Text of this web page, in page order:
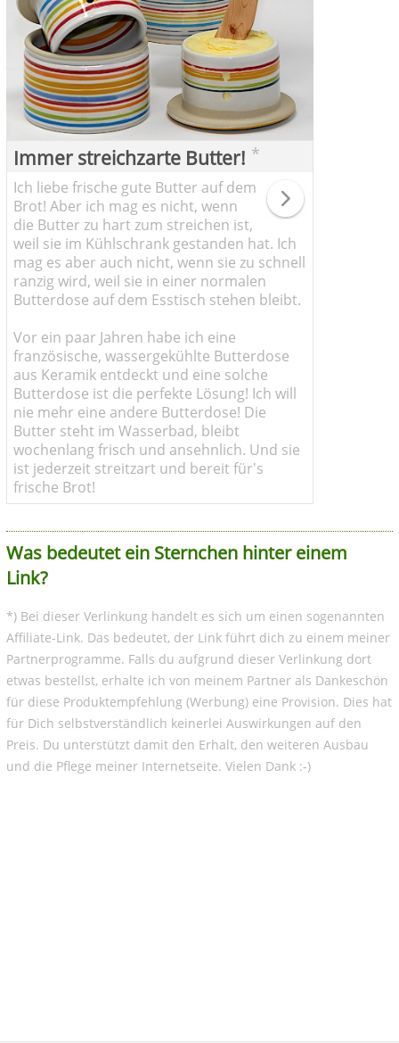
Immer streichzarte Butter! *
Ich liebe frische gute Butter auf dem
Brot! Aber ich mag es nicht, wenn
die Butter zu hart zum streichen ist,
weil sie im Kühlschrank gestanden hat. Ich
mag es aber auch nicht, wenn sie zu schnell
ranzig wird, weil sie in einer normalen
Butterdose auf dem Esstisch stehen bleibt.
Vor ein paar Jahren habe ich eine
französische, wassergekühlte Butterdose
aus Keramik entdeckt und eine solche
Butterdose ist die perfekte Lösung! Ich will
nie mehr eine andere Butterdose! Die
Butter steht im Wasserbad, bleibt
wochenlang frisch und ansehnlich. Und sie
ist jederzeit streitzart und bereit für's
frische Brot!
Was bedeutet ein Sternchen hinter einem
Link?
*) Bei dieser Verlinkung handelt es sich um einen sogenannten
Affiliate-Link. Das bedeutet, der Link führt dich zu einem meiner
Partnerprogramme. Falls du aufgrund dieser Verlinkung dort
etwas bestellst, erhalte ich von meinem Partner als Dankeschön
für diese Produktempfehlung (Werbung) eine Provision. Dies hat
für Dich selbstverständlich keinerlei Auswirkungen auf den
Preis. Du unterstützt damit den Erhalt, den weiteren Ausbau
und die Pflege meiner Internetseite. Vielen Dank :-)